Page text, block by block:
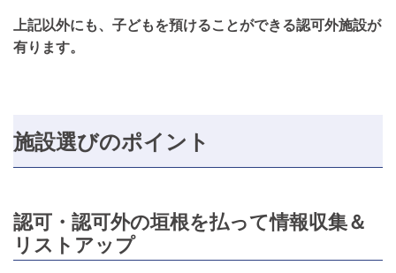
上記以外にも、子どもを預けることができる認可外施設が
有ります。
施設選びのポイント
認可・認可外の垣根を払って情報収集＆
リストアップ